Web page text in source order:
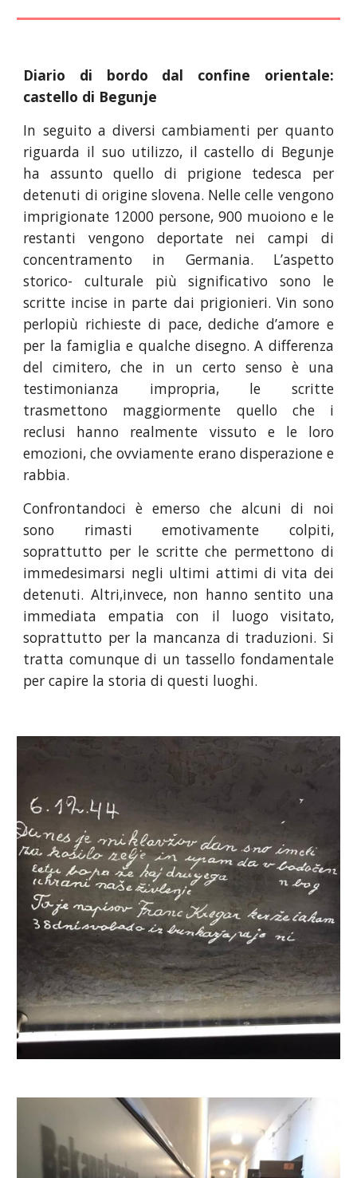
Diario di bordo dal confine orientale:
castello di Begunje
In seguito a diversi cambiamenti per quanto
riguarda il suo utilizzo, il castello di Begunje
ha assunto quello di prigione tedesca per
detenuti di origine slovena. Nelle celle vengono
imprigionate 12000 persone, 900 muoiono e le
restanti vengono deportate nei campi di
concentramento in Germania. L’aspetto
storico- culturale più significativo sono le
scritte incise in parte dai prigionieri. Vin sono
perlopiù richieste di pace, dediche d’amore e
per la famiglia e qualche disegno. A differenza
del cimitero, che in un certo senso è una
testimonianza impropria, le scritte
trasmettono maggiormente quello che i
reclusi hanno realmente vissuto e le loro
emozioni, che ovviamente erano disperazione e
rabbia.
Confrontandoci è emerso che alcuni di noi
sono rimasti emotivamente colpiti,
soprattutto per le scritte che permettono di
immedesimarsi negli ultimi attimi di vita dei
detenuti. Altri,invece, non hanno sentito una
immediata empatia con il luogo visitato,
soprattutto per la mancanza di traduzioni. Si
tratta comunque di un tassello fondamentale
per capire la storia di questi luoghi.